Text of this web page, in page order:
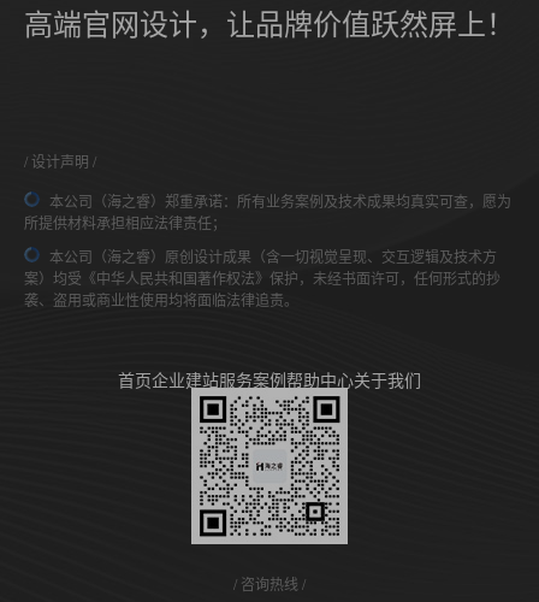
高端官网设计，让品牌价值跃然屏上！
设计声明
本公司（海之睿）郑重承诺：所有业务案例及技术成果均真实可查，愿为
所提供材料承担相应法律责任；
本公司（海之睿）原创设计成果（含一切视觉呈现、交互逻辑及技术方
案）均受《中华人民共和国著作权法》保护，未经书面许可，任何形式的抄
袭、盗用或商业性使用均将面临法律追责。
首页企业建站服务案例帮助中心关于我们
咨询热线